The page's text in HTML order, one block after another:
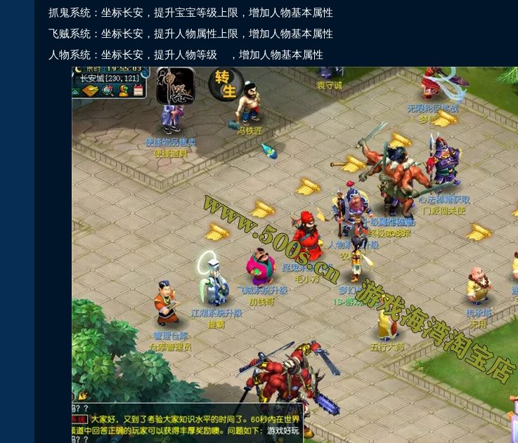
抓鬼系统：坐标长安，提升宝宝等级上限，增加人物基本属性
飞贼系统：坐标长安，提升人物属性上限，增加人物基本属性
人物系统：坐标长安，提升人物等级 ，增加人物基本属性